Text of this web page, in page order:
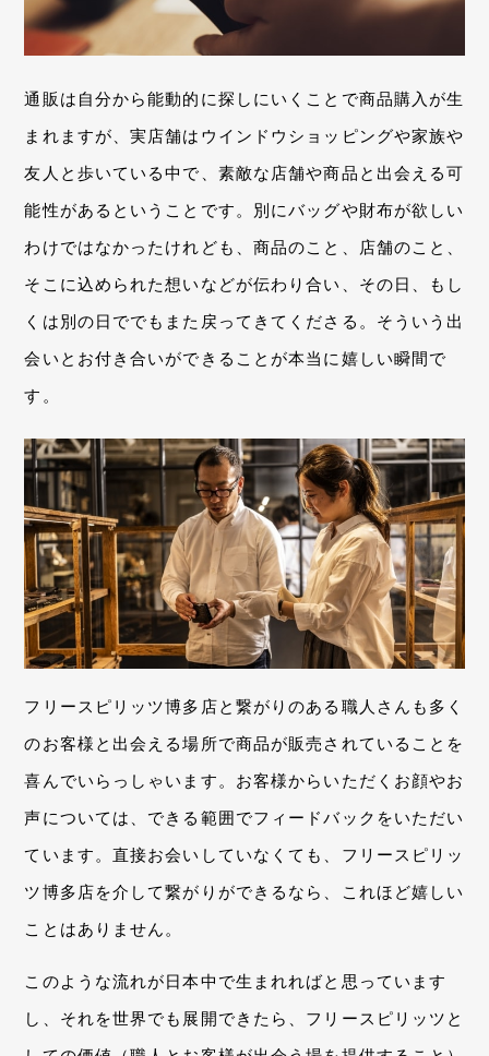
通販は自分から能動的に探しにいくことで商品購入が生
まれますが、実店舗はウインドウショッピングや家族や
友人と歩いている中で、素敵な店舗や商品と出会える可
能性があるということです。別にバッグや財布が欲しい
わけではなかったけれども、商品のこと、店舗のこと、
そこに込められた想いなどが伝わり合い、その日、もし
くは別の日ででもまた戻ってきてくださる。そういう出
会いとお付き合いができることが本当に嬉しい瞬間で
す。
フリースピリッツ博多店と繋がりのある職人さんも多く
のお客様と出会える場所で商品が販売されていることを
喜んでいらっしゃいます。お客様からいただくお顔やお
声については、できる範囲でフィードバックをいただい
ています。直接お会いしていなくても、フリースピリッ
ツ博多店を介して繋がりができるなら、これほど嬉しい
ことはありません。
このような流れが日本中で生まれればと思っています
し、それを世界でも展開できたら、フリースピリッツと